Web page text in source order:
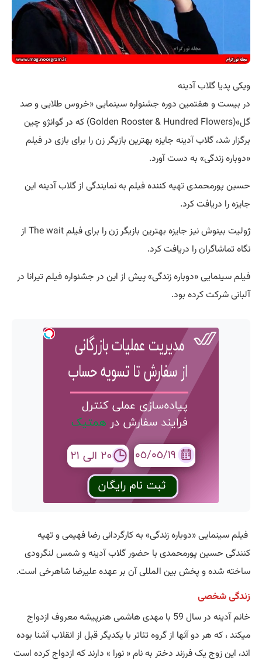
ویکی پدیا گلاب آدینه
در بیست و هفتمین دوره جشنواره سینمایی «خروس طلایی و صد
گل»(Golden Rooster & Hundred Flowers) که در گوانژو چین
برگزار شد، گلاب آدینه جایزه بهترین بازیگر زن را برای بازی در فیلم
«دوباره زندگی» به دست آورد.
حسین پورمحمدی تهیهکننده فیلم به نمایندگی از گلاب آدینه این
جایزه را دریافت کرد.
ژولیت بینوش نیز جایزه بهترین بازیگر زن را برای فیلم The wait از
نگاه تماشاگران را دریافت کرد.
فیلم سینمایی «دوباره زندگی» پیش از این در جشنواره فیلم تیرانا در
آلبانی شرکت کرده بود.
فیلم سینمایی «دوباره زندگی» به کارگردانی رضا فهیمی و تهیه
کنندگی حسین پورمحمدی با حضورگلاب آدینه و شمس لنگرودی
ساخته شده و پخش بین المللی آن بر عهده علیرضا شاهرخی است.
زندگی شخصی
خانم آدینه در سال 59 با مهدی هاشمی هنرپیشه معروف ازدواج
میکند ، که هر دو آنها از گروه تئاتر با یکدیگر قبل از انقلاب آشنا بوده
اند، این زوج یک فرزند دختر به نام « نورا » دارند که ازدواج کرده است